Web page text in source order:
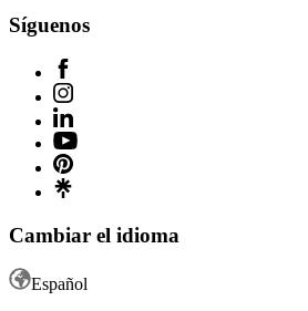
Síguenos
Cambiar el idioma
Español